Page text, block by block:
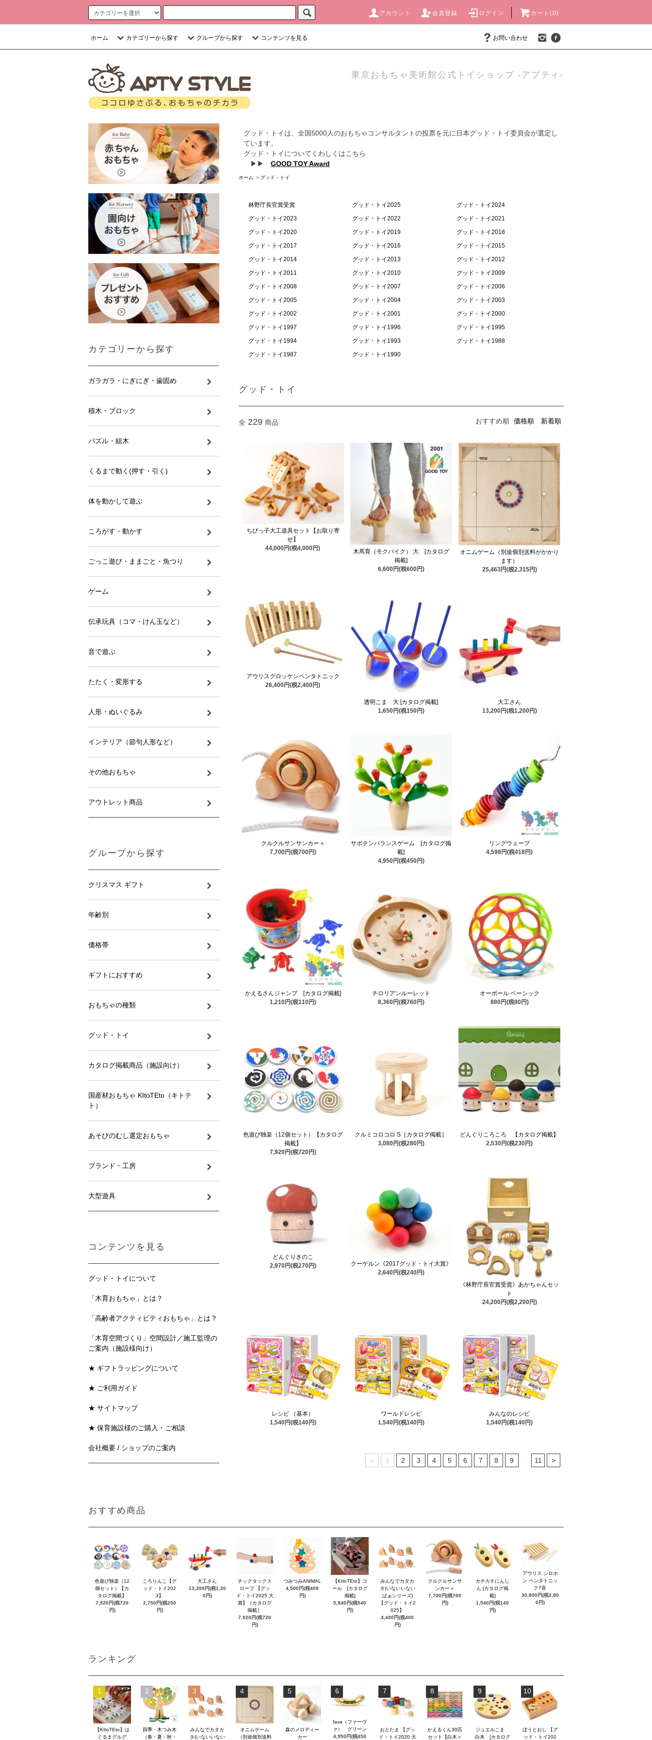
アカウント 会員登録 ログイン カート(0)
ホーム カテゴリーから探す グループから探す コンテンツを見る お問い合わせ
東京おもちゃ美術館公式トイショップ -アプティ-
グッド・トイは、全国5000人のおもちゃコンサルタントの投票を元に日本グッド・トイ委員会が選定し
ています。
グッド・トイについてくわしくはこちら
▶▶ GOOD TOY Award
ホーム > グッド・トイ
林野庁長官賞受賞 グッド・トイ2025
グッド・トイ2024
グッド・トイ2023
グッド・トイ2022
グッド・トイ2021
グッド・トイ2020
グッド・トイ2019
グッド・トイ2018
グッド・トイ2017
グッド・トイ2016
グッド・トイ2015
グッド・トイ2014
グッド・トイ2013
グッド・トイ2012
グッド・トイ2011
グッド・トイ2010
グッド・トイ2009
グッド・トイ2008
グッド・トイ2007
グッド・トイ2006
グッド・トイ2005
グッド・トイ2004
グッド・トイ2003
グッド・トイ2002
グッド・トイ2001
グッド・トイ2000
グッド・トイ1997
グッド・トイ1996
グッド・トイ1995
グッド・トイ1994
グッド・トイ1993
グッド・トイ1988
グッド・トイ1987
グッド・トイ1990
グッド・トイ
全 229 商品 おすすめ順 価格順 新着順
ちびっ子大工道具セット【お取り寄
せ】
44,000円(税4,000円)
木馬育（モクバイク） 大 [カタログ
掲載]
6,600円(税600円)
オニムゲーム（別途個別送料がかかり
ます）
25,463円(税2,315円)
アウリスグロッケンペンタトニック
26,400円(税2,400円)
透明こま 大 [カタログ掲載]
1,650円(税150円)
大工さん
13,200円(税1,200円)
クルクルサンサンカー＋
7,700円(税700円)
サボテンバランスゲーム [カタログ掲
載]
4,950円(税450円)
リングウェーブ
4,598円(税418円)
かえるさんジャンプ [カタログ掲載]
1,210円(税110円)
チロリアンルーレット
8,360円(税760円)
オーボール ベーシック
880円(税80円)
色遊び独楽（12個セット）【カタログ
掲載】
7,920円(税720円)
クルミコロコロ S［カタログ掲載］
3,080円(税280円)
どんぐりころころ 【カタログ掲載】
2,530円(税230円)
どんぐりきのこ
2,970円(税270円)
クーゲルン《2017グッド・トイ大賞》
2,640円(税240円)
《林野庁長官賞受賞》あかちゃんセッ
ト
24,200円(税2,200円)
レシピ （基本）
1,540円(税140円)
ワールドレシピ
1,540円(税140円)
みんなのレシピ
1,540円(税140円)
< 1 2 3 4 5 6 7 8 9 11 >
カテゴリーから探す
ガラガラ・にぎにぎ・歯固め
積木・ブロック
パズル・組木
くるまで動く(押す・引く)
体を動かして遊ぶ
ころがす・動かす
ごっこ遊び・ままごと・魚つり
ゲーム
伝承玩具（コマ・けん玉など）
音で遊ぶ
たたく・変形する
人形・ぬいぐるみ
インテリア（節句人形など）
その他おもちゃ
アウトレット商品
グループから探す
クリスマス ギフト
年齢別
価格帯
ギフトにおすすめ
おもちゃの種類
グッド・トイ
カタログ掲載商品（施設向け）
国産材おもちゃ KItoTEto（キトテ
ト）
あそびのむし選定おもちゃ
ブランド・工房
大型遊具
コンテンツを見る
グッド・トイについて
「木育おもちゃ」とは？
「高齢者アクティビティおもちゃ」とは？
「木育空間づくり」空間設計／施工監理の
ご案内（施設様向け）
★ ギフトラッピングについて
★ ご利用ガイド
★ サイトマップ
★ 保育施設様のご購入・ご相談
会社概要 / ショップのご案内
おすすめ商品
色遊び独楽（12
個セット）【カ
タログ掲載】
7,920円(税720
円)
ころりんこ【グ
ッド・トイ202
3】
2,750円(税250
円)
大工さん
13,200円(税1,20
0円)
チックタックス
ロープ 【グッ
ド・トイ2025 大
賞】［カタログ
掲載］
7,920円(税720
円)
つみつみANIMAL
4,500円(税409
円)
【KItoTEto】コ
ール [カタログ
掲載]
5,940円(税540
円)
みんなでカタカ
タ(いないいない
ばぁシリーズ)
【グッド・トイ2
025】
4,400円(税400
円)
クルクルサンサ
ンカー＋
7,700円(税700
円)
カチカチにんじ
ん [カタログ掲
載]
1,540円(税140
円)
アウリス シロホ
ン ペンタトニッ
ク7音
30,800円(税2,80
0円)
ランキング
1
【KItoTEto】は
ぐるまグルグ
2
四季・木つみ木
（春・夏・秋・
3
みんなでカタカ
タ(いないいない
4
オニムゲーム
（別途個別送料
5
森のメロディー
カー
6
fava（ファーヴ
ァ） グリーン
4,950円(税450
7
おとたま 【グッ
ド・トイ2020 大
8
かえるくん30匹
セット【白木＋
9
ジュエルこま
白木 [カタログ
10
ぼうとおし 【グ
ッド・トイ202